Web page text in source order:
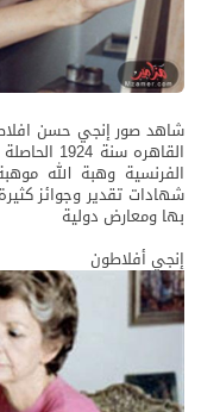
شاهد صور إنجي حسن
القاهره
الفرنسية وهبة الله
شهادات تقدير وجوائز
بها ومعارض دولية
إنجي أفلاطون